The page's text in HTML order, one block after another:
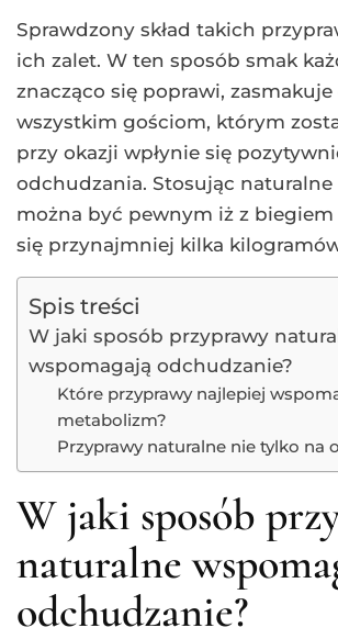
Sprawdzony skład takich
ich zalet. W ten sposób smak
znacząco się poprawi, zasmakuje
wszystkim gościom, którym
przy okazji wpłynie się
odchudzania. Stosując
można być pewnym iż z
się przynajmniej kilka
Spis treści
W jaki sposób przyprawy
wspomagają odchudzanie?
Które przyprawy najlepiej
metabolizm?
Przyprawy naturalne nie tylko na
W jaki sposób
naturalne
odchudzanie?